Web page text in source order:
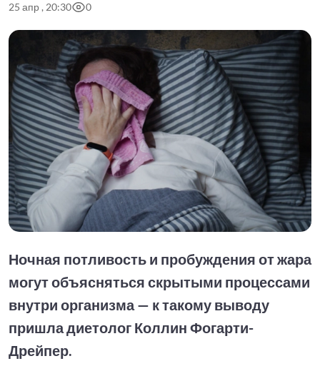
25 апр , 20:30 0
Ночная потливость и пробуждения от жара
могут объясняться скрытыми процессами
внутри организма — к такому выводу
пришла диетолог Коллин Фогарти-
Дрейпер.